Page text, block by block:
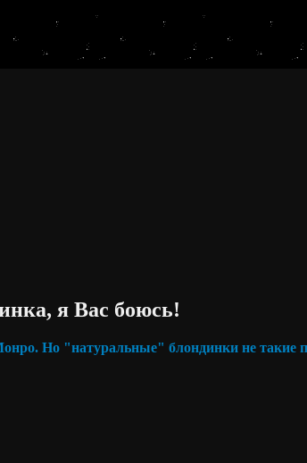
я Вас боюсь!
Но "натуральные" блондинки не такие